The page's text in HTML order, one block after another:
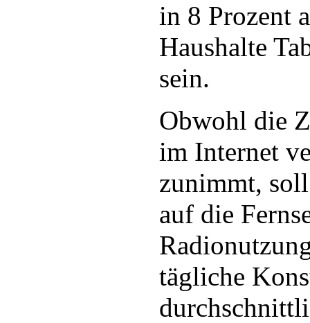
in 8 Prozent
Haushalte
sein.
Obwohl die
im Internet
zunimmt,
auf die
tägliche